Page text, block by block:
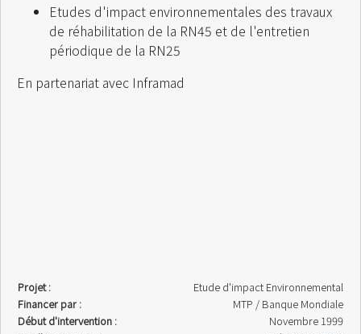
Etudes d'impact environnementales des travaux
de réhabilitation de la RN45 et de l'entretien
périodique de la RN25
En partenariat avec Inframad
Projet :
Etude d'impact Environnemental
Financer par :
MTP / Banque Mondiale
Début d'intervention :
Novembre 1999